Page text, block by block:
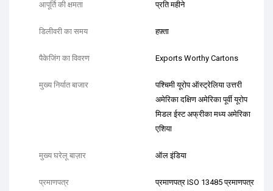
आपूर्ति की क्षमता प्रति महीने
डिलीवरी का समय हफ़्ता
पैकेजिंग का विवरण Exports Worthy Cartons
मुख्य निर्यात बाजार
पश्चिमी यूरोप ऑस्ट्रेलिया उत्तरी
अमेरिका दक्षिण अमेरिका पूर्वी यूरोप
मिडल ईस्ट अफ्रीका मध्य अमेरिका
एशिया
मुख्य घरेलू बाज़ार ऑल इंडिया
प्रमाणपत्र
प्रमाणपत्र ISO 13485 प्रमाणपत्र